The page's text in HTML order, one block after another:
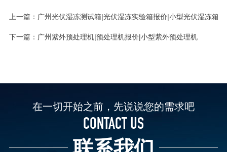
上一篇： 广州光伏湿冻测试箱|光伏湿冻实验箱报价|小型光伏湿冻箱
下一篇： 广州紫外预处理机|预处理机报价|小型紫外预处理机
在一切开始之前，先说说您的需求吧
CONTACT US